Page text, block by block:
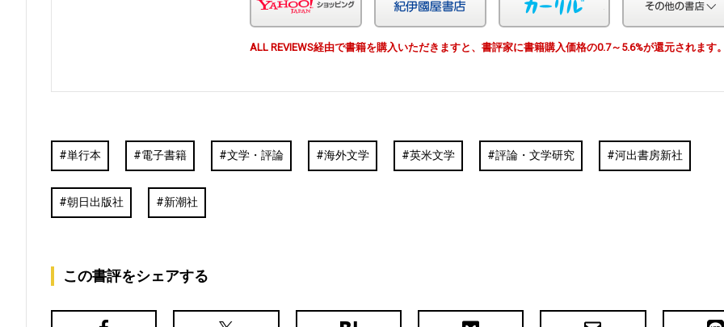
Yahoo!ショッピング 紀伊国屋 カーリル
ALL REVIEWS経由で書籍を購入いただきますと、書評家に書籍購入価格の0.7～5.6%が還元されます。
単行本 電子書籍 文学・評論 海外文学 英米文学 評論・文学研究 河出書房新社
朝日出版社 新潮社
この書評をシェアする